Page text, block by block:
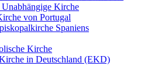
Kirche
von Portugal
Spaniens
Kirche
in Deutschland (EKD)